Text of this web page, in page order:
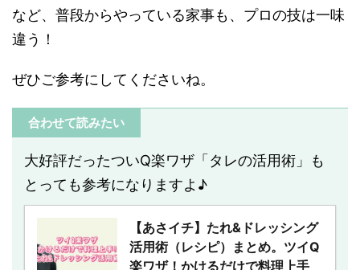
など、普段からやっている家事も、プロの技は一味
違う！
ぜひご参考にしてくださいね。
合わせて読みたい
大好評だったついQ楽ワザ「タレの活用術」も
とっても参考になりますよ♪
【あさイチ】たれ&ドレッシング
活用術（レシピ）まとめ。ツイQ
楽ワザ！かけるだけで料理上手